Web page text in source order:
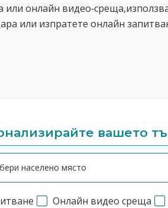
или онлайн видео-
или изпратете онлайн
вашето
Онлайн видео среща